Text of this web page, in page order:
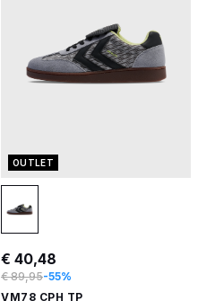
OUTLET
€ 40,48
€ 89,95-55%
VM78 CPH TP